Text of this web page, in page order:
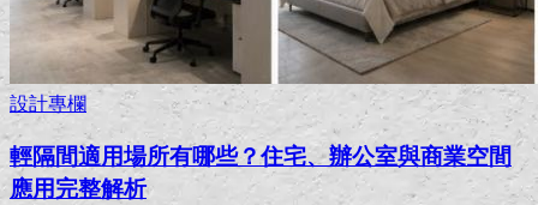
設計專欄
輕隔間適用場所有哪些？住宅、辦公室與商業空間
應用完整解析